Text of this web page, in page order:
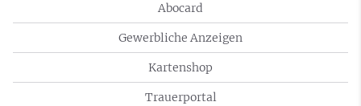
Abocard
Gewerbliche Anzeigen
Kartenshop
Trauerportal